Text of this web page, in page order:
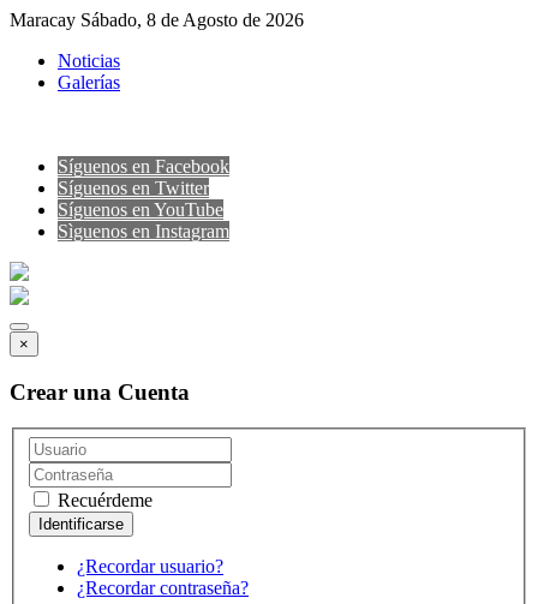
Maracay Sábado, 8 de Agosto de 2026
Noticias
Galerías
Síguenos en Facebook
Síguenos en Twitter
Síguenos en YouTube
Sìguenos en Instagram
×
Crear una Cuenta
Recuérdeme
¿Recordar usuario?
¿Recordar contraseña?